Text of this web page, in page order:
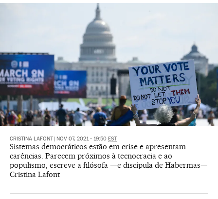
CRISTINA LAFONT NOV 07, 2021 - 19:50 EST
Sistemas democráticos estão em crise e apresentam
carências. Parecem próximos à tecnocracia e ao
populismo, escreve a filósofa —e discípula de Habermas—
Cristina Lafont